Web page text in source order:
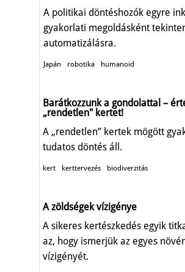
A politikai döntéshozók egyre
gyakorlati megoldásként
automatizálásra.
Japán robotika humanoid
Barátkozzunk a gondolattal –
„rendetlen" kertet!
A „rendetlen” kertek mögött
tudatos döntés áll.
kert kerttervezés biodiverzitás
A zöldségek vízigénye
A sikeres kertészkedés egyik
az, hogy ismerjük az egyes
vízigényét.